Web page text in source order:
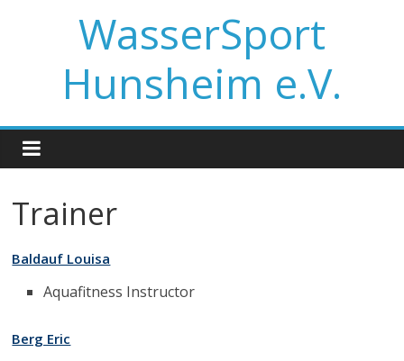
WasserSport
Hunsheim e.V.
Trainer
Baldauf Louisa
Aquafitness Instructor
Berg Eric